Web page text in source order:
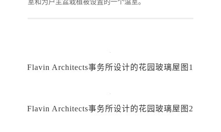
室和为户主盆栽植被设置的一个温室。
Flavin Architects事务所设计的花园玻璃屋图1
Flavin Architects事务所设计的花园玻璃屋图2